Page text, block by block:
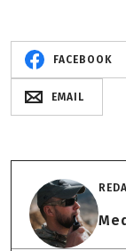
FACEBOOK
EMAIL